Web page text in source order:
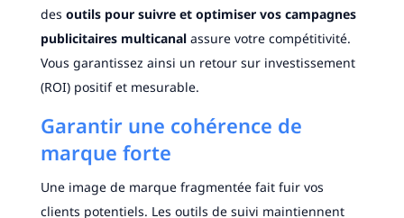
des outils pour suivre et optimiser vos campagnes
publicitaires multicanalassure votre compétitivité.
Vous garantissez ainsi un retour sur investissement
(ROI) positif et mesurable.
Garantir une cohérence de
marque forte
Une image de marque fragmentée fait fuir vos
clients potentiels. Les outils de suivi maintiennent